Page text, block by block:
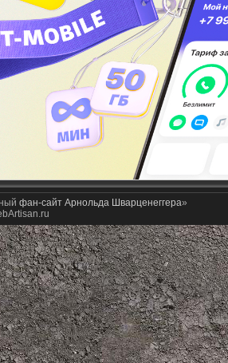
фан-сайт Арнольда Шварценеггера»